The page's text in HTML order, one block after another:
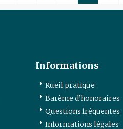
Informations
Rueil pratique
Barème d’honoraires
Questions fréquentes
Informations légales